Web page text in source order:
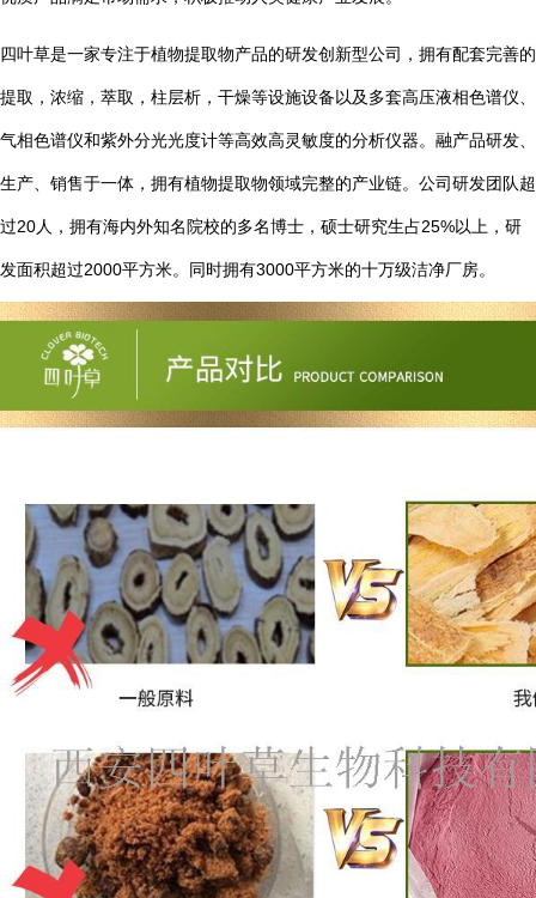
四叶草是一家专注于植物提取物产品的研发创新型公司，拥有配套完善的
提取，浓缩，萃取，柱层析，干燥等设施设备以及多套高压液相色谱仪、
气相色谱仪和紫外分光光度计等高效高灵敏度的分析仪器。融产品研发、
生产、销售于一体，拥有植物提取物领域完整的产业链。公司研发团队超
过20人，拥有海内外知名院校的多名博士，硕士研究生占25%以上，研
发面积超过2000平方米。同时拥有3000平方米的十万级洁净厂房。